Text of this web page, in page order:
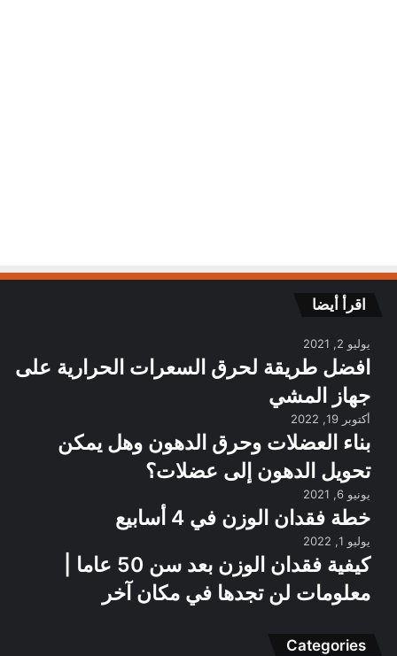
اقرأ أيضا
يوليو 2, 2021
افضل طريقة لحرق السعرات الحرارية على
جهاز المشي
أكتوبر 19, 2022
بناء العضلات وحرق الدهون وهل يمكن
تحويل الدهون إلى عضلات؟
يونيو 6, 2021
خطة فقدان الوزن في 4 أسابيع
يوليو 1, 2022
كيفية فقدان الوزن بعد سن 50 عاما |
معلومات لن تجدها في مكان آخر
Categories